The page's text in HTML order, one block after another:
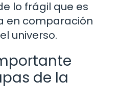
lo frágil que es
en comparación
universo.
de la